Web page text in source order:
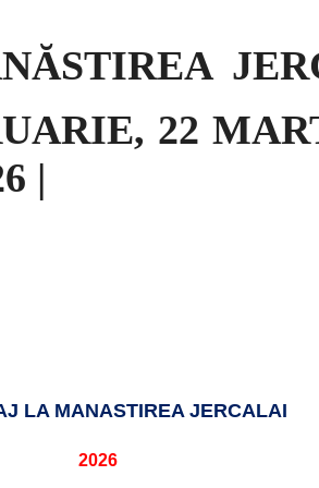
22
|
LA MANASTIREA JERCALAI
2026